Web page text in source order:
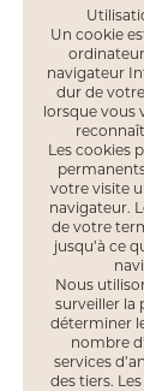
Un cookie
navigateur
dur de
lorsque vous
Les cookies
votre visite
navigateur.
de votre
jusqu’à ce
Nous
surveiller la
déterminer
nombre
services
des tiers.